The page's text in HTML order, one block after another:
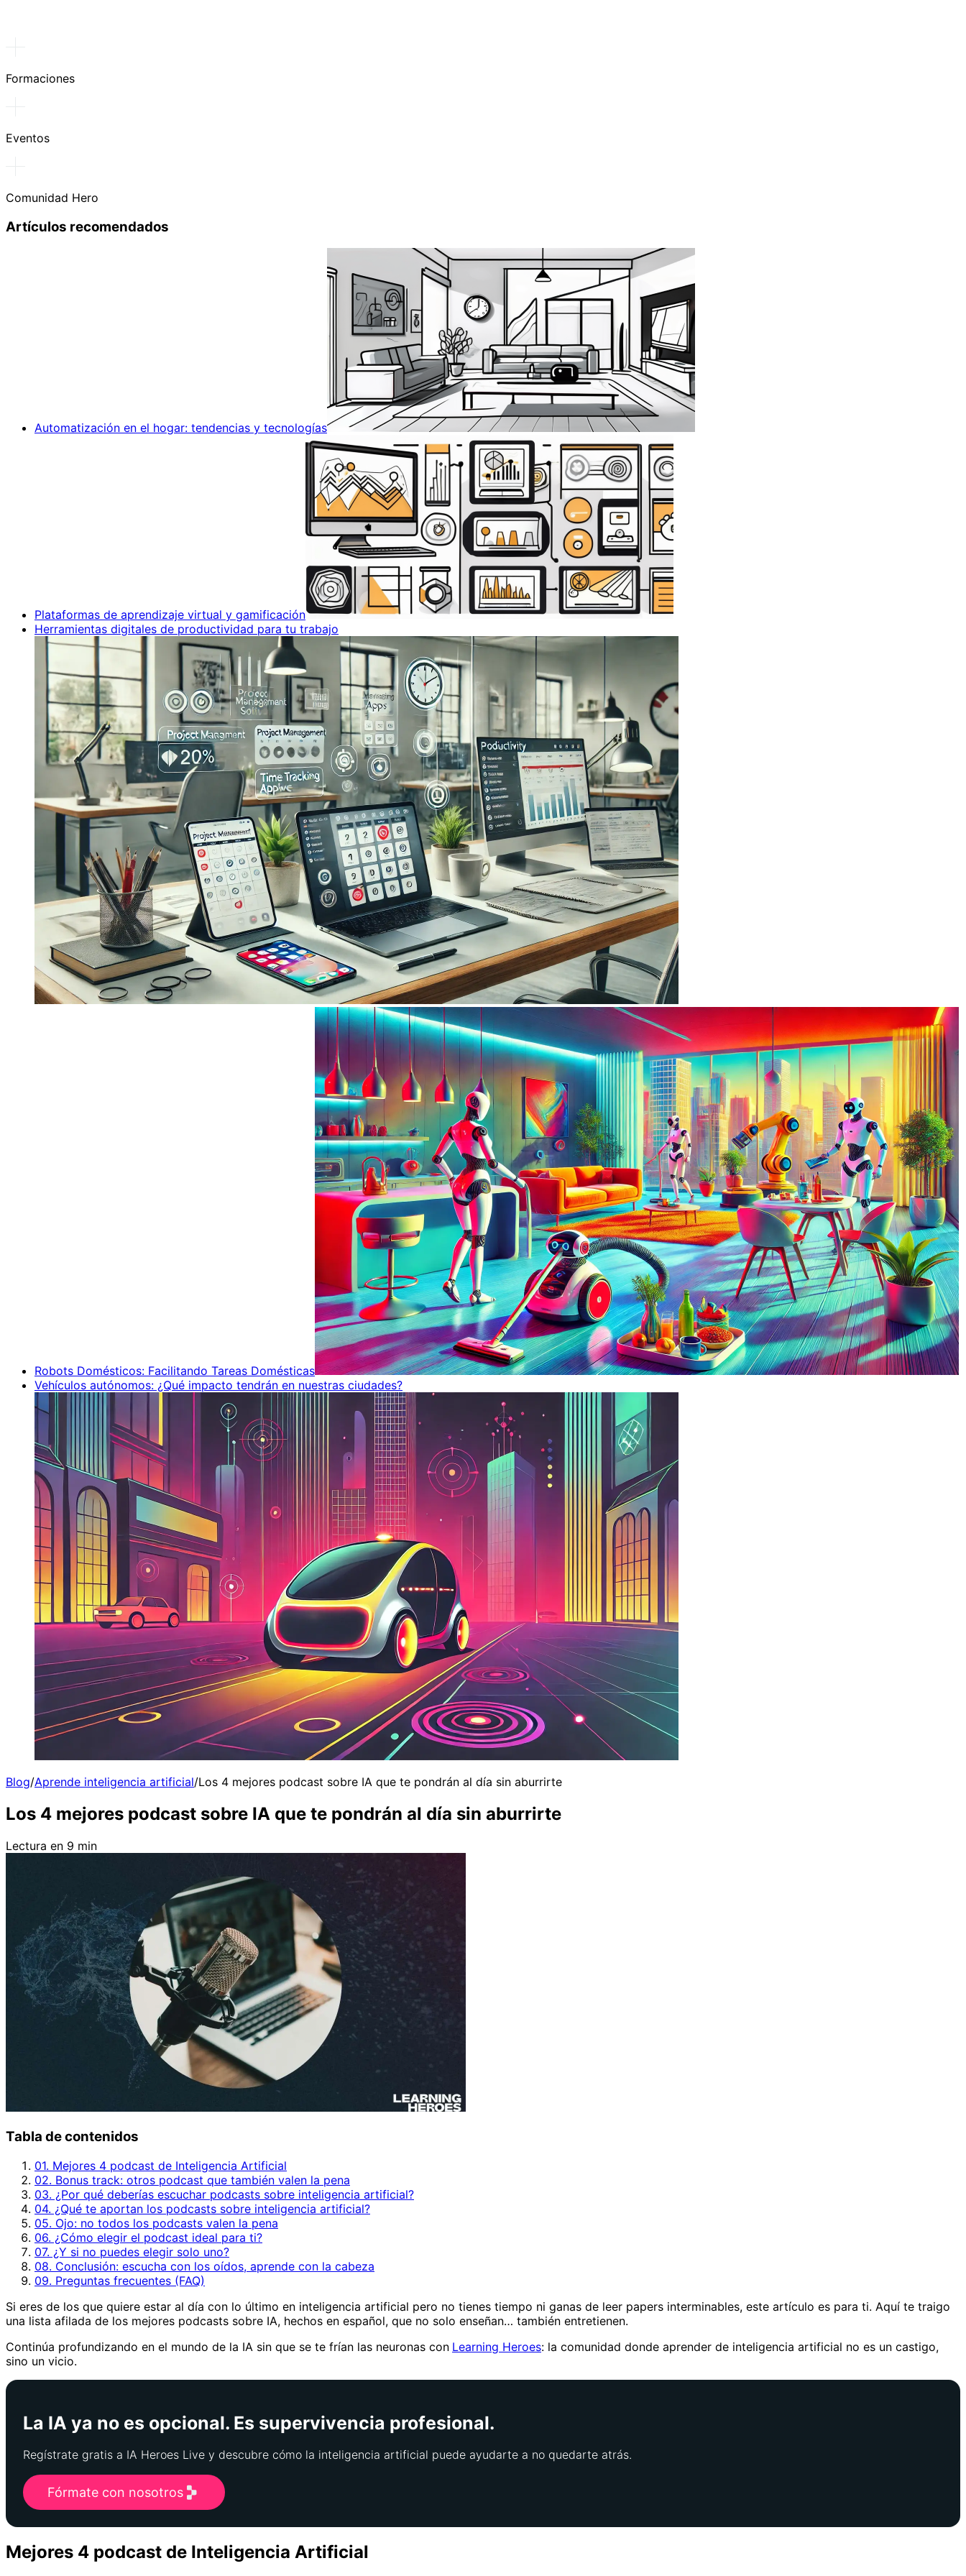
Formaciones
Eventos
Comunidad Hero
Artículos recomendados
Automatización en el hogar: tendencias y tecnologías
Plataformas de aprendizaje virtual y gamificación
Herramientas digitales de productividad para tu trabajo
Robots Domésticos: Facilitando Tareas Domésticas
Vehículos autónomos: ¿Qué impacto tendrán en nuestras ciudades?
Blog/Aprende inteligencia artificial/Los 4 mejores podcast sobre IA que te pondrán al día sin aburrirte
Los 4 mejores podcast sobre IA que te pondrán al día sin aburrirte
Lectura en 9 min
Tabla de contenidos
01. Mejores 4 podcast de Inteligencia Artificial
02. Bonus track: otros podcast que también valen la pena
03. ¿Por qué deberías escuchar podcasts sobre inteligencia artificial?
04. ¿Qué te aportan los podcasts sobre inteligencia artificial?
05. Ojo: no todos los podcasts valen la pena
06. ¿Cómo elegir el podcast ideal para ti?
07. ¿Y si no puedes elegir solo uno?
08. Conclusión: escucha con los oídos, aprende con la cabeza
09. Preguntas frecuentes (FAQ)
Si eres de los que quiere estar al día con lo último en inteligencia artificial pero no tienes tiempo ni ganas de leer papers interminables, este artículo es para ti. Aquí te traigo
una lista afilada de los mejores podcasts sobre IA, hechos en español, que no solo enseñan… también entretienen.
Continúa profundizando en el mundo de la IA sin que se te frían las neuronas con Learning Heroes: la comunidad donde aprender de inteligencia artificial no es un castigo,
sino un vicio.
La IA ya no es opcional. Es supervivencia profesional.
Regístrate gratis a IA Heroes Live y descubre cómo la inteligencia artificial puede ayudarte a no quedarte atrás.
Fórmate con nosotros
Mejores 4 podcast de Inteligencia Artificial